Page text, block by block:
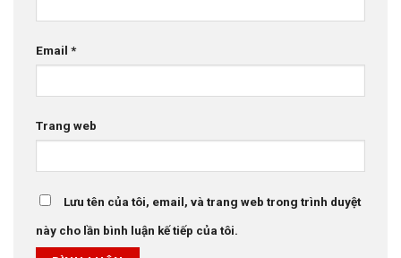
Email *
Trang web
Lưu tên của tôi, email, và trang web trong trình duyệt
này cho lần bình luận kế tiếp của tôi.